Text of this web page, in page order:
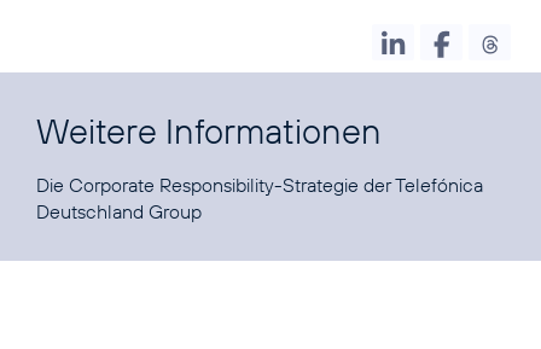
Weitere Informationen
Die Corporate Responsibility-Strategie derTelefónica
Deutschland Group